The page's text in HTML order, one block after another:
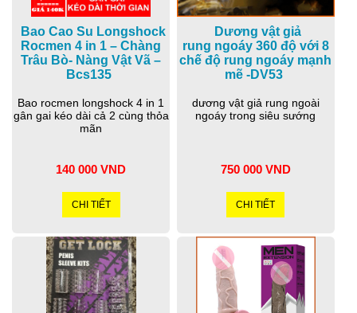
Bao Cao Su Longshock
Rocmen 4 in 1 – Chàng
Trâu Bò- Nàng Vật Vã –
Bcs135
Bao rocmen longshock 4 in 1
gân gai kéo dài cả 2 cùng thỏa
mãn
140 000 VND
CHI TIẾT
Dương vật giả
rung ngoáy 360 độ với 8
chế độ rung ngoáy mạnh
mẽ -DV53
dương vật giả rung ngoài
ngoáy trong siêu sướng
750 000 VND
CHI TIẾT